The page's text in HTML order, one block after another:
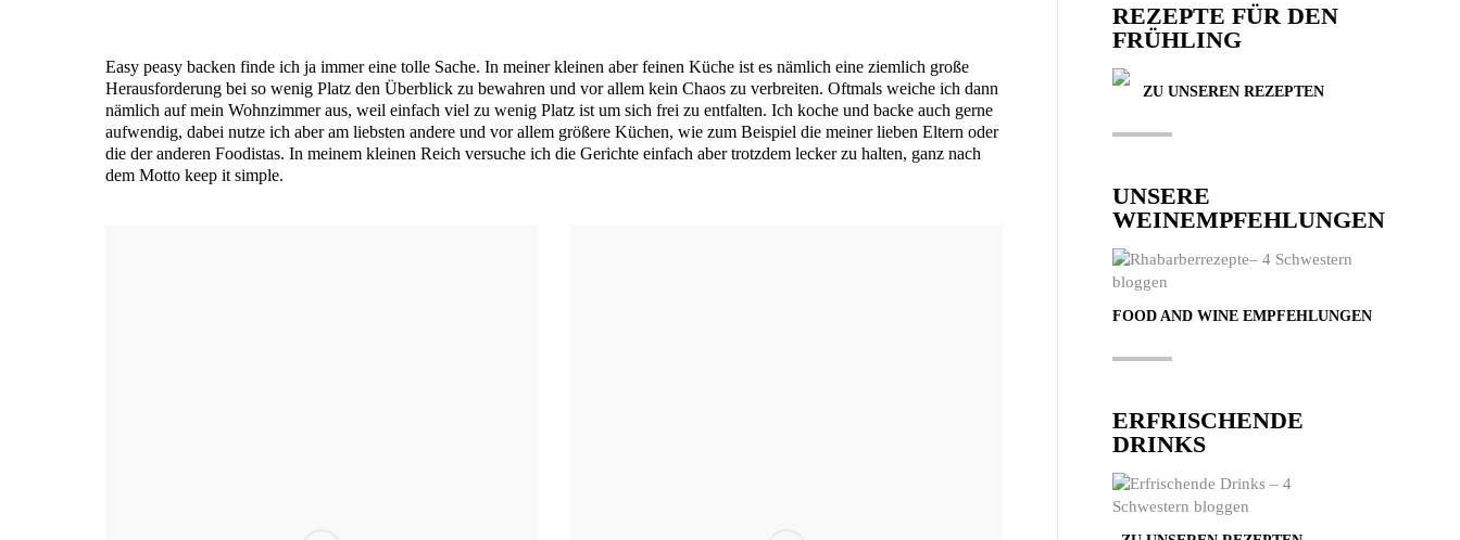
Easy peasy backen fin­de ich ja immer eine tol­le Sache. In mei­ner klei­nen aber fei­nen Küche ist es näm­lich eine ziem­lich gro­ße
Her­aus­for­de­rung bei so wenig Platz den Über­blick zu bewah­ren und vor allem kein Cha­os zu ver­brei­ten. Oft­mals wei­che ich dann
näm­lich auf mein Wohn­zim­mer aus, weil ein­fach viel zu wenig Platz ist um sich frei zu ent­fal­ten. Ich koche und backe auch ger­ne
auf­wen­dig, dabei nut­ze ich aber am liebs­ten ande­re und vor allem grö­ße­re Küchen, wie zum Bei­spiel die mei­ner lie­ben Eltern oder
die der ande­ren Foo­di­stas. In mei­nem klei­nen Reich ver­su­che ich die Gerich­te ein­fach aber trotz­dem lecker zu hal­ten, ganz nach
dem Mot­to keep it simple.
REZEPTE FÜR DEN
FRÜHLING
ZU UNSEREN REZEPTEN
UNSERE
WEINEMPFEHLUNGEN
FOOD AND WINE EMPFEHLUNGEN
ERFRISCHENDE
DRINKS